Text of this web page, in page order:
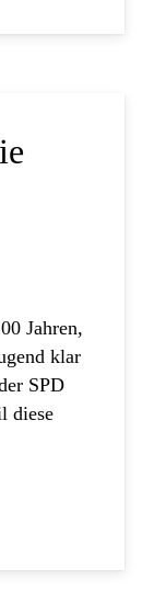
Jahren,
klar
SPD
diese